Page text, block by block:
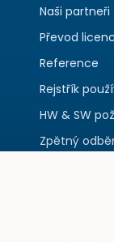
Naši partneři
Převod
Reference
Rejstřík
HW & SW
Zpětný